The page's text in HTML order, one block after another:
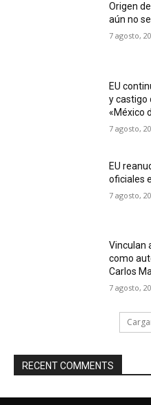
Origen
aún no
7 agosto,
EU
y castigo
«México
7 agosto,
EU
oficiales
7 agosto,
Vinculan
como
Carlos
7 agosto,
RECENT COMMENTS